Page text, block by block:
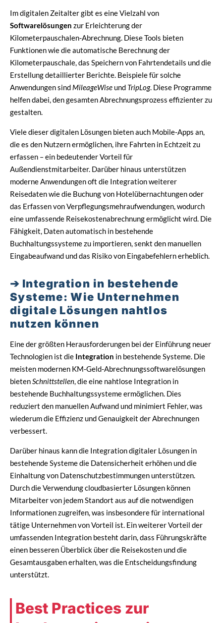
Im digitalen Zeitalter gibt es eine Vielzahl von
Softwarelösungen zur Erleichterung der
Kilometerpauschalen-Abrechnung. Diese Tools bieten
Funktionen wie die automatische Berechnung der
Kilometerpauschale, das Speichern von Fahrtendetails und die
Erstellung detaillierter Berichte. Beispiele für solche
Anwendungen sind MileageWise und TripLog. Diese Programme
helfen dabei, den gesamten Abrechnungsprozess effizienter zu
gestalten.
Viele dieser digitalen Lösungen bieten auch Mobile-Apps an,
die es den Nutzern ermöglichen, ihre Fahrten in Echtzeit zu
erfassen – ein bedeutender Vorteil für
Außendienstmitarbeiter. Darüber hinaus unterstützen
moderne Anwendungen oft die Integration weiterer
Reisedaten wie die Buchung von Hotelübernachtungen oder
das Erfassen von Verpflegungsmehraufwendungen, wodurch
eine umfassende Reisekostenabrechnung ermöglicht wird. Die
Fähigkeit, Daten automatisch in bestehende
Buchhaltungssysteme zu importieren, senkt den manuellen
Eingabeaufwand und das Risiko von Eingabefehlern erheblich.
Integration in bestehende
Systeme: Wie Unternehmen
digitale Lösungen nahtlos
nutzen können
Eine der größten Herausforderungen bei der Einführung neuer
Technologien ist die Integration in bestehende Systeme. Die
meisten modernen KM-Geld-Abrechnungssoftwarelösungen
bietenSchnittstellen, die eine nahtlose Integration in
bestehende Buchhaltungssysteme ermöglichen. Dies
reduziert den manuellen Aufwand und minimiert Fehler, was
wiederum die Effizienz und Genauigkeit der Abrechnungen
verbessert.
Darüber hinaus kann die Integration digitaler Lösungen in
bestehende Systeme die Datensicherheit erhöhen und die
Einhaltung von Datenschutzbestimmungen unterstützen.
Durch die Verwendung cloudbasierter Lösungen können
Mitarbeiter von jedem Standort aus auf die notwendigen
Informationen zugreifen, was insbesondere für international
tätige Unternehmen von Vorteil ist. Ein weiterer Vorteil der
umfassenden Integration besteht darin, dass Führungskräfte
einen besseren Überblick über die Reisekosten und die
Gesamtausgaben erhalten, was die Entscheidungsfindung
unterstützt.
Best Practices zur